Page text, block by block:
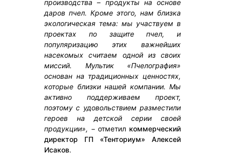
производства – продукты на основе
даров пчел. Кроме этого, нам близка
экологическая тема: мы участвуем в
проектах по защите пчел, и
популяризацию этих важнейших
насекомых считаем одной из своих
миссий. Мультик «Пчелография»
основан на традиционных ценностях,
которые близки нашей компании. Мы
активно поддерживаем проект,
поэтому с удовольствием разместили
героев на детской серии своей
продукции», − отметил коммерческий
директор ГП «Тенториум» Алексей
Исаков.